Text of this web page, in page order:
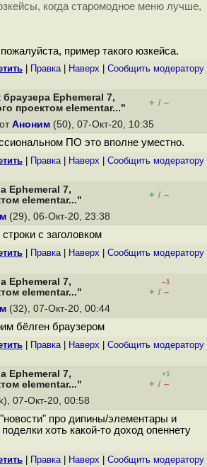
когда старомодное меню лучше,
пример такого юзкейса.
Правка| Наверх Cообщить модератору
Ephemeral 7,
проектом elementar..."
+ / –
Аноним (50), 07-Окт-20, 10:35
ПО это вполне уместно.
Правка| Наверх Cообщить модератору
Ephemeral 7,
elementar..."
+ / –
(29), 06-Окт-20, 23:38
с заголовком
Правка| Наверх Cообщить модератору
Ephemeral 7,
elementar..."
–1
+ / –
(32), 07-Окт-20, 00:44
бёлген браузером
Правка| Наверх Cообщить модератору
Ephemeral 7,
elementar..."
+1
+ / –
07-Окт-20, 00:58
про дипины/элементары и
хоть какой-то доход опеннету
Правка| Наверх Cообщить модератору